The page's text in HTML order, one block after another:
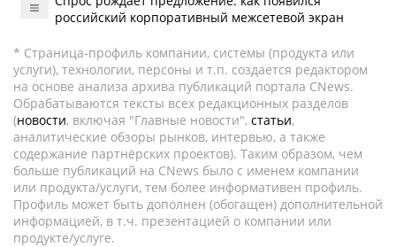
российский корпоративный межсетевой экран
* Страница-профиль компании, системы (продукта или
услуги), технологии, персоны и т.п. создается редактором
на основе анализа архива публикаций портала CNews.
Обрабатываются тексты всех редакционных разделов
(новости, включая "Главные новости", статьи,
аналитические обзоры рынков, интервью, а также
содержание партнёрских проектов). Таким образом, чем
больше публикаций на CNews было с именем компании
или продукта/услуги, тем более информативен профиль.
Профиль может быть дополнен (обогащен) дополнительной
информацией, в т.ч. презентацией о компании или
продукте/услуге.